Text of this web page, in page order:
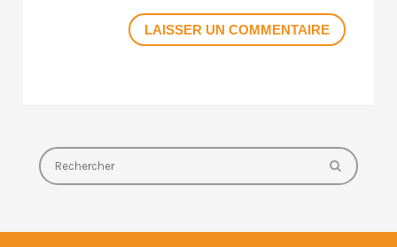
LAISSER UN COMMENTAIRE